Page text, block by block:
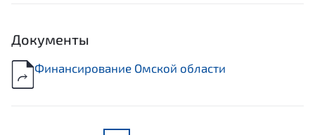
Документы
Финансирование Омской области